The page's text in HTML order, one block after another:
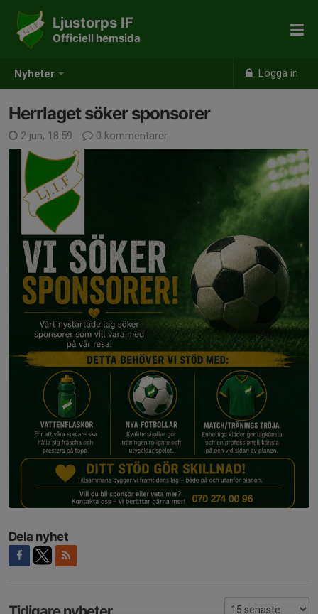
Nyheter Logga in
Ljustorps IF
Officiell hemsida
Herrlaget söker sponsorer
2 jun, 18:59 0 kommentarer
Dela nyhet